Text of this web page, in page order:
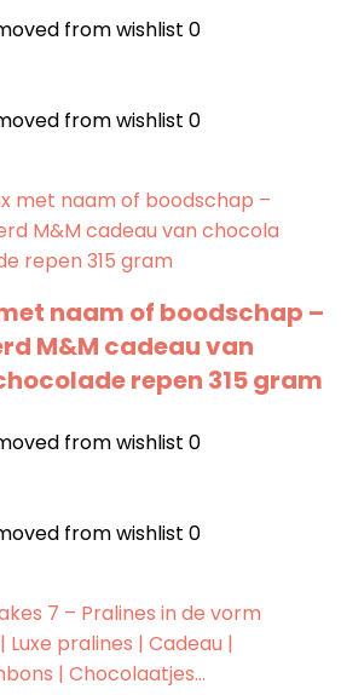
from wishlist 0
from wishlist 0
naam of boodschap –
M&M cadeau van
repen 315 gram
from wishlist 0
from wishlist 0